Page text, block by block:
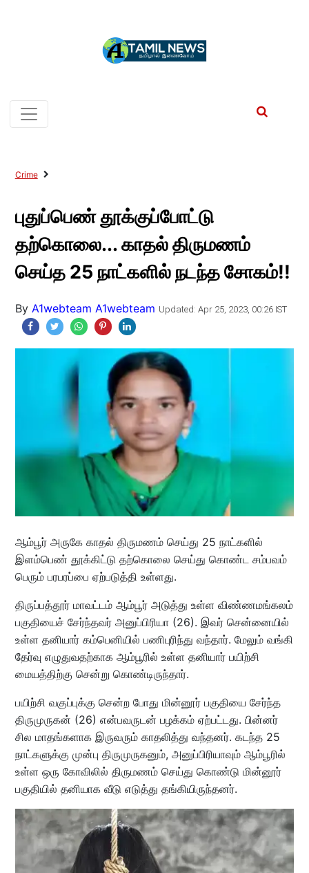
Crime
புதுப்பெண் தூக்குப்போட்டு
தற்கொலை... காதல் திருமணம்
செய்த 25 நாட்களில் நடந்த சோகம்!!
By A1webteam A1webteam Updated: Apr 25, 2023, 00:26 IST
ஆம்பூர் அருகே காதல் திருமணம் செய்து 25 நாட்களில்
இளம்பெண் தூக்கிட்டு தற்கொலை செய்து கொண்ட சம்பவம்
பெரும் பரபரப்பை ஏற்படுத்தி உள்ளது.
திருப்பத்தூர் மாவட்டம் ஆம்பூர் அடுத்து உள்ள விண்ணமங்கலம்
பகுதியைச் சேர்ந்தவர் அனுப்பிரியா (26). இவர் சென்னையில்
உள்ள தனியார் கம்பெனியில் பணிபுரிந்து வந்தார். மேலும் வங்கி
தேர்வு எழுதுவதற்காக ஆம்பூரில் உள்ள தனியார் பயிற்சி
மையத்திற்கு சென்று கொண்டிருந்தார்.
பயிற்சி வகுப்புக்கு சென்ற போது மின்னூர் பகுதியை சேர்ந்த
திருமுருகன் (26) என்பவருடன் பழக்கம் ஏற்பட்டது. பின்னர்
சில மாதங்களாக இருவரும் காதலித்து வந்தனர். கடந்த 25
நாட்களுக்கு முன்பு திருமுருகனும், அனுப்பிரியாவும் ஆம்பூரில்
உள்ள ஒரு கோவிலில் திருமணம் செய்து கொண்டு மின்னூர்
பகுதியில் தனியாக வீடு எடுத்து தங்கியிருந்தனர்.